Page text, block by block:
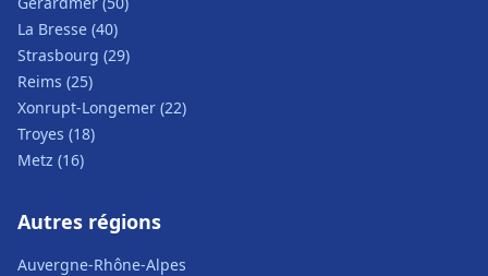
La Bresse (40)
Strasbourg (29)
Reims (25)
Xonrupt-Longemer (22)
Troyes (18)
Metz (16)
Autres régions
Auvergne-Rhône-Alpes